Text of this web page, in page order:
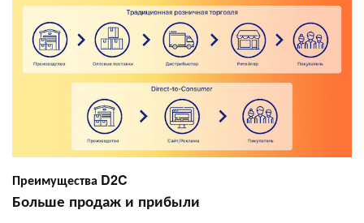
Преимущества D2C
Больше продаж и прибыли